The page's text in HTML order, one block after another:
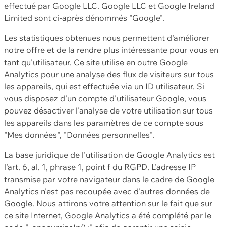
effectué par Google LLC. Google LLC et Google Ireland
Limited sont ci-après dénommés "Google".
Les statistiques obtenues nous permettent d'améliorer
notre offre et de la rendre plus intéressante pour vous en
tant qu'utilisateur. Ce site utilise en outre Google
Analytics pour une analyse des flux de visiteurs sur tous
les appareils, qui est effectuée via un ID utilisateur. Si
vous disposez d'un compte d'utilisateur Google, vous
pouvez désactiver l'analyse de votre utilisation sur tous
les appareils dans les paramètres de ce compte sous
"Mes données", "Données personnelles".
La base juridique de l'utilisation de Google Analytics est
l'art. 6, al. 1, phrase 1, point f du RGPD. L'adresse IP
transmise par votre navigateur dans le cadre de Google
Analytics n'est pas recoupée avec d'autres données de
Google. Nous attirons votre attention sur le fait que sur
ce site Internet, Google Analytics a été complété par le